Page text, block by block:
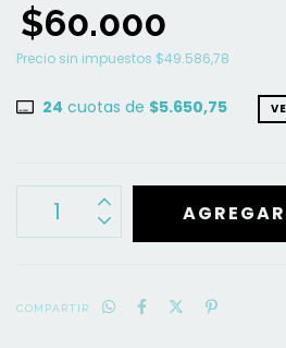
$60.000
Precio sin impuestos $49.586,78
24 cuotas de $5.650,75
COMPARTIR